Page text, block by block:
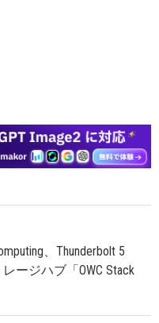
、Thunderbolt 5
ージハブ「OWC Stack